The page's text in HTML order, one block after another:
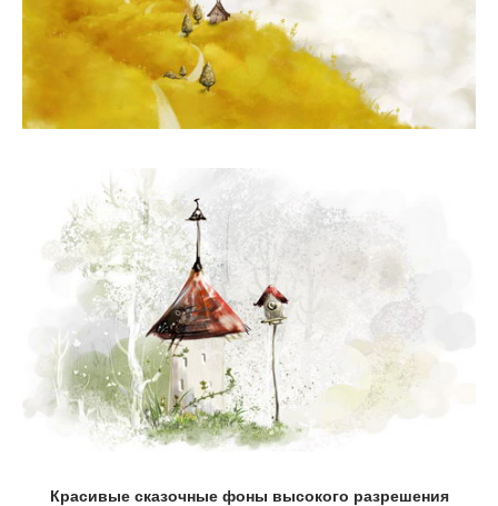
Красивые сказочные фоны высокого разрешения